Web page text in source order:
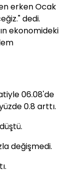
erken Ocak
dedi.
ekonomideki
06.08'de
0.8 arttı.
değişmedi.